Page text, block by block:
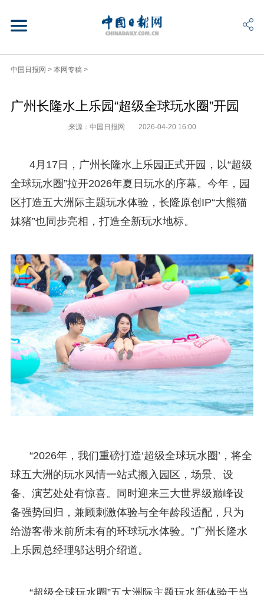
中国日报网 > 本网专稿 >
广州长隆水上乐园“超级全球玩水圈”开园
来源：中国日报网 2026-04-20 16:00
4月17日，广州长隆水上乐园正式开园，以“超级
全球玩水圈”拉开2026年夏日玩水的序幕。今年，园
区打造五大洲际主题玩水体验，长隆原创IP“大熊猫
妹猪”也同步亮相，打造全新玩水地标。
“2026年，我们重磅打造‘超级全球玩水圈’，将全
球五大洲的玩水风情一站式搬入园区，场景、设
备、演艺处处有惊喜。同时迎来三大世界级巅峰设
备强势回归，兼顾刺激体验与全年龄段适配，只为
给游客带来前所未有的环球玩水体验。”广州长隆水
上乐园总经理邬达明介绍道。
“超级全球玩水圈”五大洲际主题玩水新体验于当